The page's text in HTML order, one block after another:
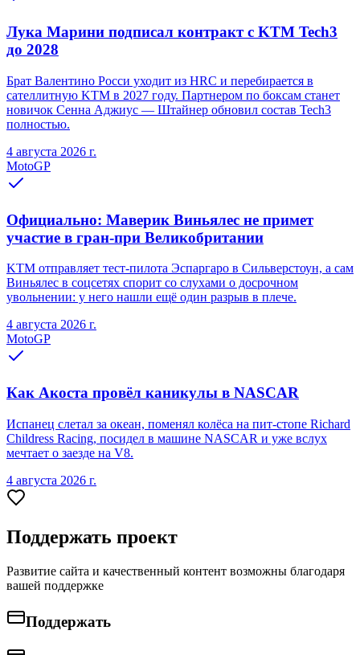
Лука Марини подписал контракт с KTM Tech3
до 2028
Брат Валентино Росси уходит из HRC и перебирается в
сателлитную KTM в 2027 году. Партнером по боксам станет
новичок Сенна Аджиус — Штайнер обновил состав Tech3
полностью.
4 августа 2026 г.
MotoGP
Официально: Маверик Виньялес не примет
участие в гран-при Великобритании
KTM отправляет тест-пилота Эспаргаро в Сильверстоун, а сам
Виньялес в соцсетях спорит со слухами о досрочном
увольнении: у него нашли ещё один разрыв в плече.
4 августа 2026 г.
MotoGP
Как Акоста провёл каникулы в NASCAR
Испанец слетал за океан, поменял колёса на пит-стопе Richard
Childress Racing, посидел в машине NASCAR и уже вслух
мечтает о заезде на V8.
4 августа 2026 г.
Поддержать проект
Развитие сайта и качественный контент возможны благодаря
вашей поддержке
Поддержать